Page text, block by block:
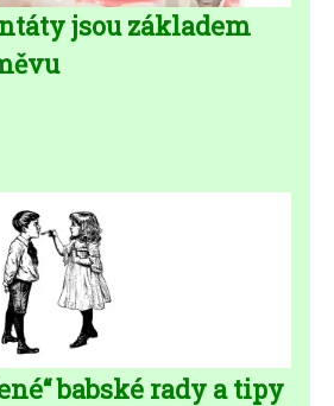
jsou základem
babské rady a tipy